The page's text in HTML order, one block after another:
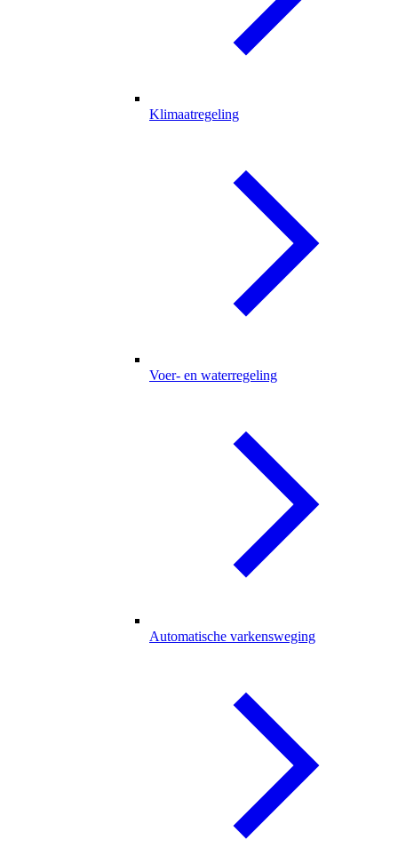
Klimaatregeling
Voer- en waterregeling
Automatische varkensweging